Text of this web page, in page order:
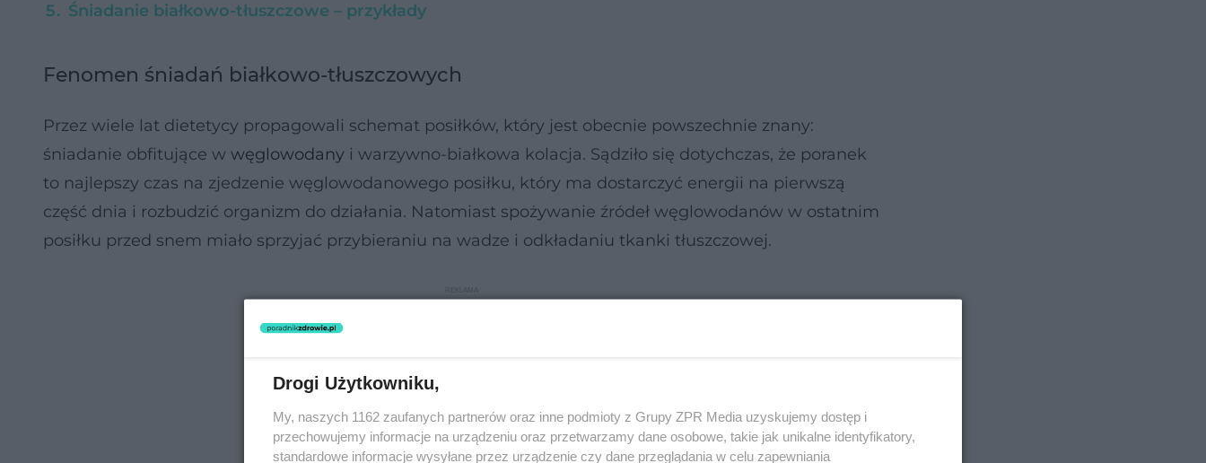
Śniadanie białkowo-tłuszczowe – przykłady
Fenomen śniadań białkowo-tłuszczowych
Przez wiele lat dietetycy propagowali schemat posiłków, który jest obecnie powszechnie znany:
śniadanie obfitujące w węglowodany i warzywno-białkowa kolacja. Sądziło się dotychczas, że poranek
to najlepszy czas na zjedzenie węglowodanowego posiłku, który ma dostarczyć energii na pierwszą
część dnia i rozbudzić organizm do działania. Natomiast spożywanie źródeł węglowodanów w ostatnim
posiłku przed snem miało sprzyjać przybieraniu na wadze i odkładaniu tkanki tłuszczowej.
Drogi Użytkowniku,
My, naszych 1162 zaufanych partnerów oraz inne podmioty z Grupy ZPR Media uzyskujemy dostęp i
przechowujemy informacje na urządzeniu oraz przetwarzamy dane osobowe, takie jak unikalne identyfikatory,
standardowe informacje wysyłane przez urządzenie czy dane przeglądania w celu zapewniania